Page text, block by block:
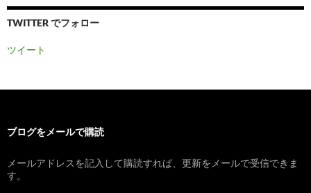
TWITTER でフォロー
ツイート
ブログをメールで購読
メールアドレスを記入して購読すれば、更新をメールで受信できま
す。